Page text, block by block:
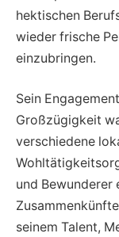
hektischen
wieder frische
einzubringen.
Sein
Großzügigkeit
verschiedene
und Bewunderer
seinem Talent,